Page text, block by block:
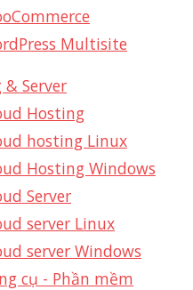
Multisite
Server
Hosting
hosting Linux
Hosting Windows
Server
server Linux
server Windows
cụ - Phần mềm